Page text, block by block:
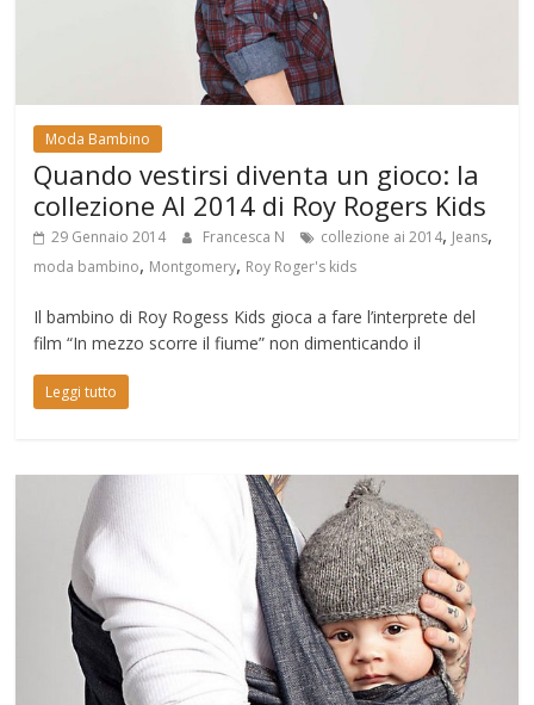
Moda Bambino
Quando vestirsi diventa un gioco: la
collezione AI 2014 di Roy Rogers Kids
29 Gennaio 2014 Francesca N collezione ai 2014, Jeans,
moda bambino, Montgomery, Roy Roger's kids
Il bambino di Roy Rogess Kids gioca a fare l’interprete del
film “In mezzo scorre il fiume” non dimenticando il
Leggi tutto